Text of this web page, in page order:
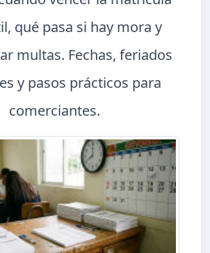
qué pasa si hay mora y
multas. Fechas, feriados
y pasos prácticos para
comerciantes.